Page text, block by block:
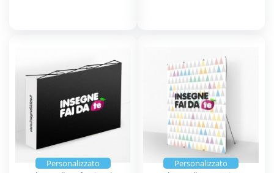
Personalizzato
Personalizzato